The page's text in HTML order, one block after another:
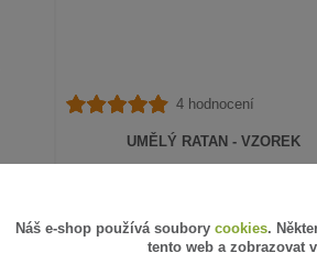
4 hodnocení
UMĚLÝ RATAN - VZOREK
ZVOLIT VARIANTU
Náš e-shop používá soubory cookies.
tento web a zobrazovat